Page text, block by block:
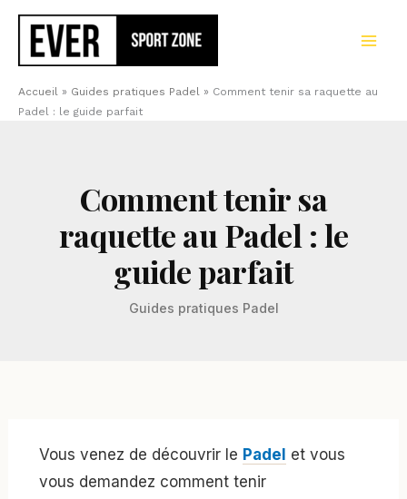
Aller
contenu
Accueil » Guides pratiques Padel » Comment tenir sa raquette au
Padel : le guide parfait
Comment tenir sa
raquette au Padel : le
guide parfait
Guides pratiques Padel
Vous venez de découvrir le Padel et vous
vous demandez comment tenir